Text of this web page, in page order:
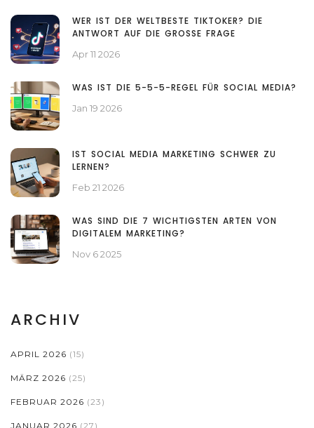
WER IST DER WELTBESTE TIKTOKER? DIE
ANTWORT AUF DIE GROSSE FRAGE
Apr 11 2026
WAS IST DIE 5-5-5-REGEL FÜR SOCIAL MEDIA?
Jan 19 2026
IST SOCIAL MEDIA MARKETING SCHWER ZU
LERNEN?
Feb 21 2026
WAS SIND DIE 7 WICHTIGSTEN ARTEN VON
DIGITALEM MARKETING?
Nov 6 2025
ARCHIV
APRIL 2026 (15)
MÄRZ 2026 (25)
FEBRUAR 2026 (23)
JANUAR 2026 (27)